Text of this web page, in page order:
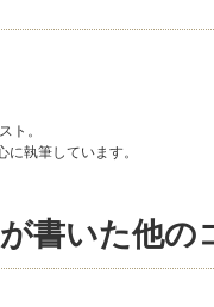
ト。
執筆しています。
書いた他の